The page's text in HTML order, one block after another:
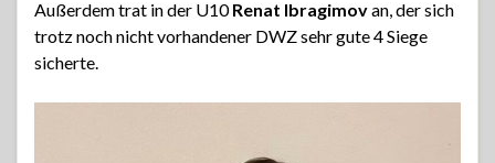
Außerdem trat in der U10Renat Ibragimovan, der sich
trotz noch nicht vorhandener DWZ sehr gute 4 Siege
sicherte.